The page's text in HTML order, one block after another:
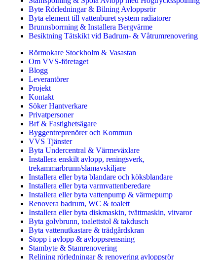
Byte Rörledningar & Bilning Avloppsrör
Byta element till vattenburet system radiatorer
Brunnsborrning & Installera Bergvärme
Besiktning Tätskikt vid Badrum- & Våtrumrenovering
Rörmokare Stockholm & Vasastan
Om VVS-företaget
Blogg
Leverantörer
Projekt
Kontakt
Söker Hantverkare
Privatpersoner
Brf & Fastighetsägare
Byggentreprenörer och Kommun
VVS Tjänster
Byta Undercentral & Värmeväxlare
Installera enskilt avlopp, reningsverk,
trekammarbrunn/slamavskiljare
Installera eller byta blandare och köksblandare
Installera eller byta varmvattenberedare
Installera eller byta vattenpump & värmepump
Renovera badrum, WC & toalett
Installera eller byta diskmaskin, tvättmaskin, vitvaror
Byta golvbrunn, toalettstol & takdusch
Byta vattenutkastare & trädgårdskran
Stopp i avlopp & avloppsrensning
Stambyte & Stamrenovering
Relining rörledningar & renovering avloppsrör